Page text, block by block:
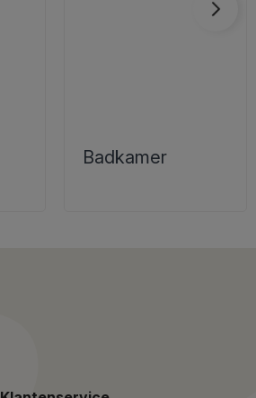
Badkamer